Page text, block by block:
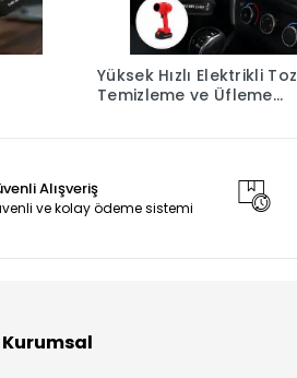
Yüksek Hızlı Elektrikli Toz
Temizleme ve Üfleme
Alışveriş
ve kolay ödeme sistemi
Kurumsal